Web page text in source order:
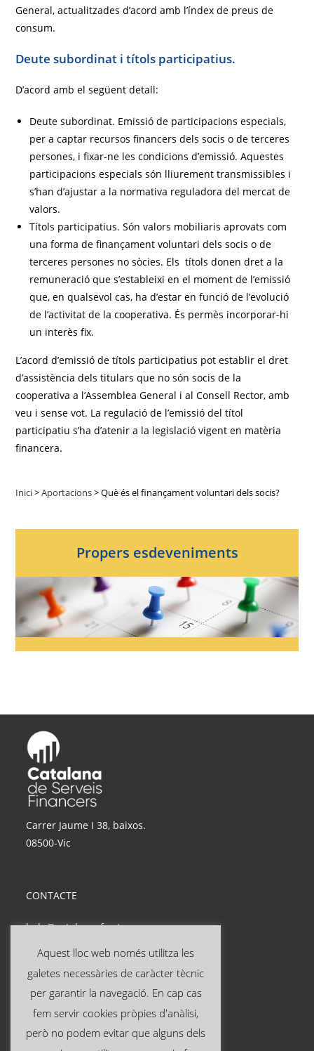
General, actualitzades d’acord amb l’índex de preus de
consum.
Deute subordinat i títols participatius.
D’acord amb el següent detall:
Deute subordinat. Emissió de participacions especials,
per a captar recursos financers dels socis o de terceres
persones, i fixar-ne les condicions d’emissió. Aquestes
participacions especials són lliurement transmissibles i
s’han d’ajustar a la normativa reguladora del mercat de
valors.
Títols participatius. Són valors mobiliaris aprovats com
una forma de finançament voluntari dels socis o de
terceres persones no sòcies. Els títols donen dret a la
remuneració que s’estableixi en el moment de l’emissió
que, en qualsevol cas, ha d’estar en funció de l’evolució
de l’activitat de la cooperativa. És permès incorporar-hi
un interès fix.
L’acord d’emissió de títols participatius pot establir el dret
d’assistència dels titulars que no són socis de la
cooperativa a l’Assemblea General i al Consell Rector, amb
veu i sense vot. La regulació de l’emissió del títol
participatiu s’ha d’atenir a la legislació vigent en matèria
financera.
Inici>Aportacions>Què és el finançament voluntari dels socis?
Propers esdeveniments
Carrer Jaume I 38, baixos.
08500-Vic
CONTACTE
hola@catalanasf.cat
INFORMACIÓ ÚTIL
Avís legal
Política de privacitat
Aquest lloc web només utilitza les
galetes necessàries de caràcter tècnic
per garantir la navegació. En cap cas
fem servir cookies pròpies d'anàlisi,
però no podem evitar que alguns dels